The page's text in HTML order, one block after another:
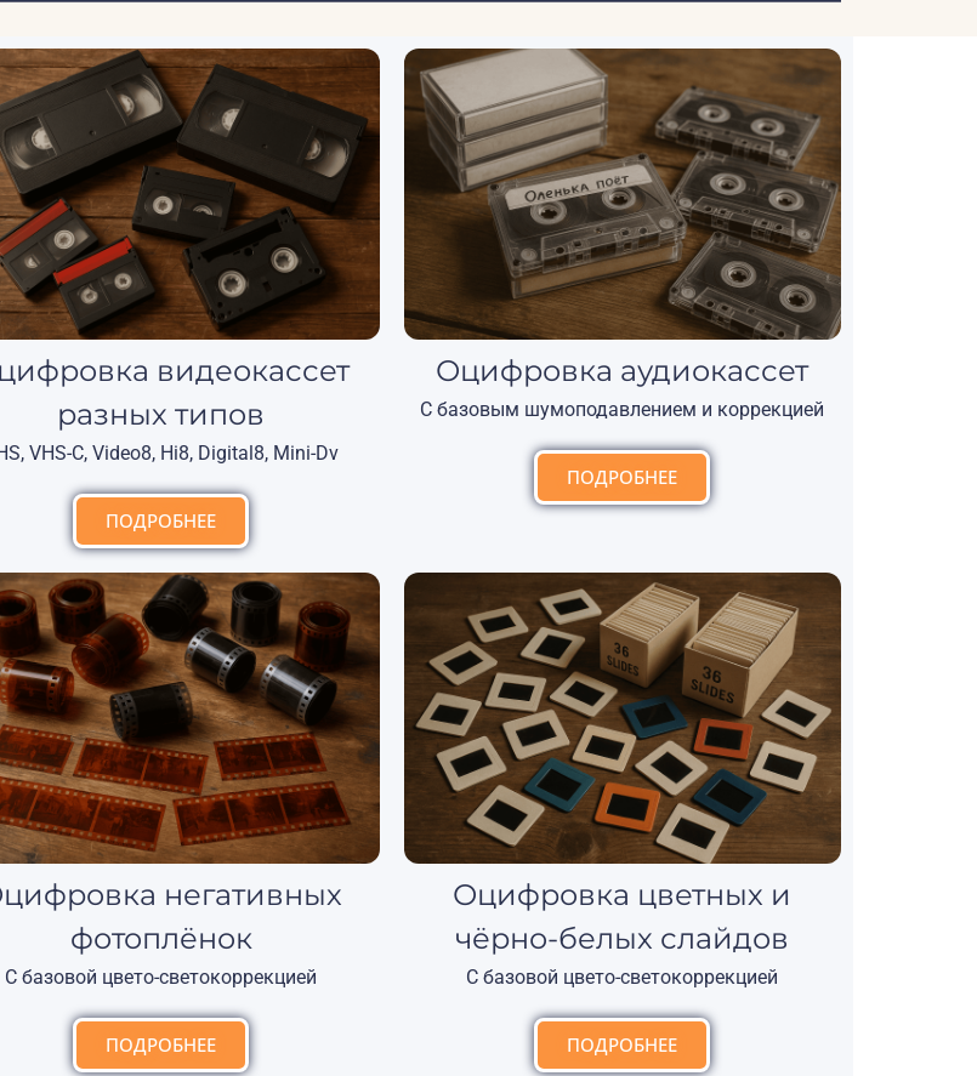
видеокассет
разных типов
VHS-C, Video8, Hi8, Digital8, Mini-Dv
ПОДРОБНЕЕ
Оцифровка аудиокассет
С базовым шумоподавлением и коррекцией
ПОДРОБНЕЕ
негативных
фотоплёнок
С базовой цвето-светокоррекцией
ПОДРОБНЕЕ
Оцифровка цветных и
чёрно-белых слайдов
С базовой цвето-светокоррекцией
ПОДРОБНЕЕ